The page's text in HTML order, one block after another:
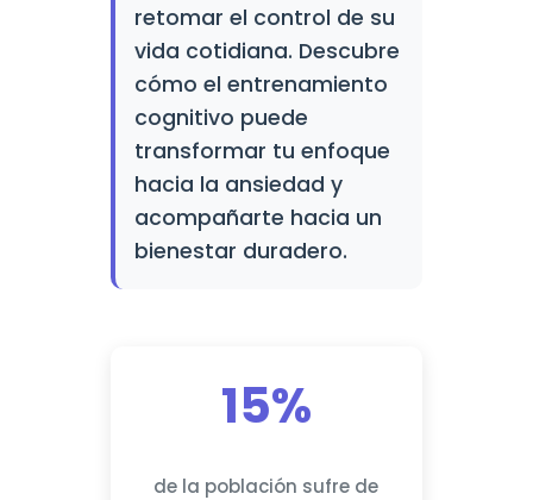
retomar el control de su
vida cotidiana. Descubre
cómo el entrenamiento
cognitivo puede
transformar tu enfoque
hacia la ansiedad y
acompañarte hacia un
bienestar duradero.
15%
de la población sufre de